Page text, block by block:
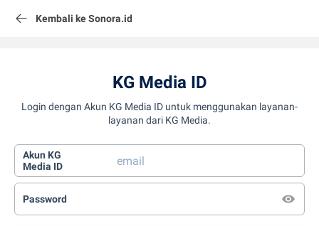
Kembali ke Sonora.id
KG Media ID
Login dengan Akun KG Media ID untuk menggunakan layanan-
layanan dari KG Media.
Akun KG
Media ID
Password